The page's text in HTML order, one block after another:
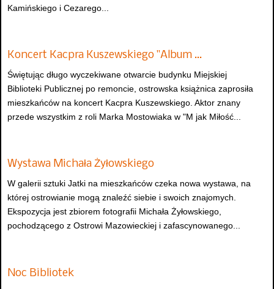
Kamińskiego i Cezarego...
Koncert Kacpra Kuszewskiego "Album …
Świętując długo wyczekiwane otwarcie budynku Miejskiej
Biblioteki Publicznej po remoncie, ostrowska książnica zaprosiła
mieszkańców na koncert Kacpra Kuszewskiego. Aktor znany
przede wszystkim z roli Marka Mostowiaka w "M jak Miłość...
Wystawa Michała Żyłowskiego
W galerii sztuki Jatki na mieszkańców czeka nowa wystawa, na
której ostrowianie mogą znaleźć siebie i swoich znajomych.
Ekspozycja jest zbiorem fotografii Michała Żyłowskiego,
pochodzącego z Ostrowi Mazowieckiej i zafascynowanego...
Noc Bibliotek